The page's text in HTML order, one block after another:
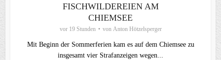
FISCHWILDEREIEN AM
CHIEMSEE
vor 19 Stunden von Anton Hötzelsperger
Mit Beginn der Sommerferien kam es auf dem Chiemsee zu
insgesamt vier Strafanzeigen wegen...